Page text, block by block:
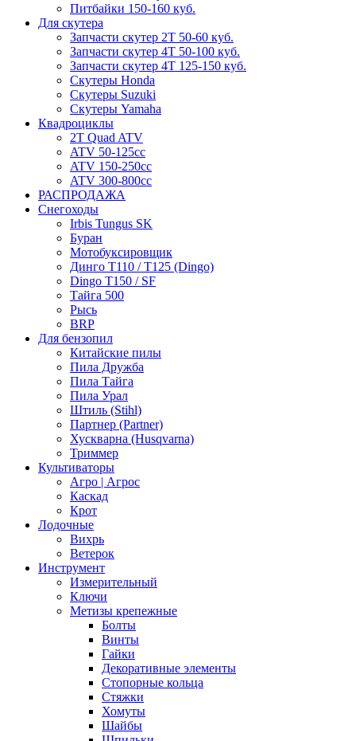
Питбайки 150-160 куб.
Для скутера
Запчасти скутер 2Т 50-60 куб.
Запчасти скутер 4Т 50-100 куб.
Запчасти скутер 4Т 125-150 куб.
Скутеры Honda
Скутеры Suzuki
Скутеры Yamaha
Квадроциклы
2T Quad ATV
ATV 50-125cc
ATV 150-250cc
ATV 300-800cc
РАСПРОДАЖА
Снегоходы
Irbis Tungus SK
Буран
Мотобуксировщик
Динго T110 / T125 (Dingo)
Dingo T150 / SF
Тайга 500
Рысь
BRP
Для бензопил
Китайские пилы
Пила Дружба
Пила Тайга
Пила Урал
Штиль (Stihl)
Партнер (Partner)
Хускварна (Husqvarna)
Триммер
Культиваторы
Агро | Агрос
Каскад
Крот
Лодочные
Вихрь
Ветерок
Инструмент
Измерительный
Ключи
Метизы крепежные
Болты
Винты
Гайки
Декоративные элементы
Стопорные кольца
Стяжки
Хомуты
Шайбы